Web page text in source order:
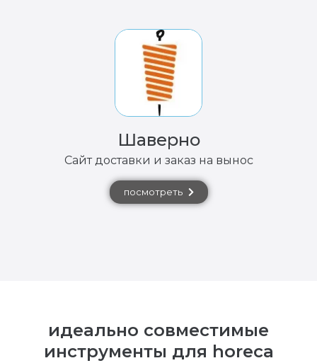
Шаверно
Сайт доставки и заказ на вынос
посмотреть
идеально совместимые
инструменты для horeca